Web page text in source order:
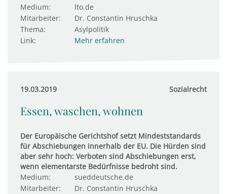
Medium:
lto.de
Mitarbeiter:
Dr. Constantin Hruschka
Thema:
Asylpolitik
Link:
Mehr erfahren
19.03.2019 Sozialrecht
Essen, waschen, wohnen
Der Europäische Gerichtshof setzt Mindeststandards
für Abschiebungen innerhalb der EU. Die Hürden sind
aber sehr hoch: Verboten sind Abschiebungen erst,
wenn elementarste Bedürfnisse bedroht sind.
Medium:
sueddeutsche.de
Mitarbeiter:
Dr. Constantin Hruschka